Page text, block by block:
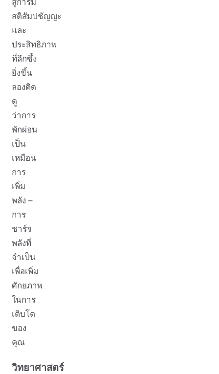
สติสัมปชัญญะ
และ
ประสิทธิภาพ
ที่ลึกซึ้ง
ยิ่งขึ้น
ลองคิด
ดู
ว่าการ
พักผ่อน
เป็น
เหมือน
การ
เพิ่ม
พลัง –
การ
ชาร์จ
พลังที่
จำเป็น
เพื่อเพิ่ม
ศักยภาพ
ในการ
เติบโต
ของ
คุณ
วิทยาศาสตร์